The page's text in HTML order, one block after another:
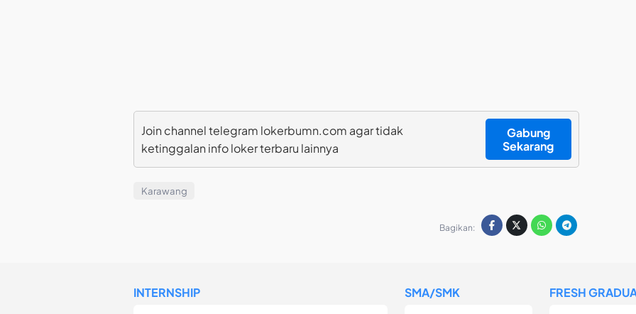
Join channel telegram lokerbumn.com agar tidak
ketinggalan info loker terbaru lainnya
Gabung
Sekarang
Karawang
Bagikan:
INTERNSHIP SMA/SMK FRESH